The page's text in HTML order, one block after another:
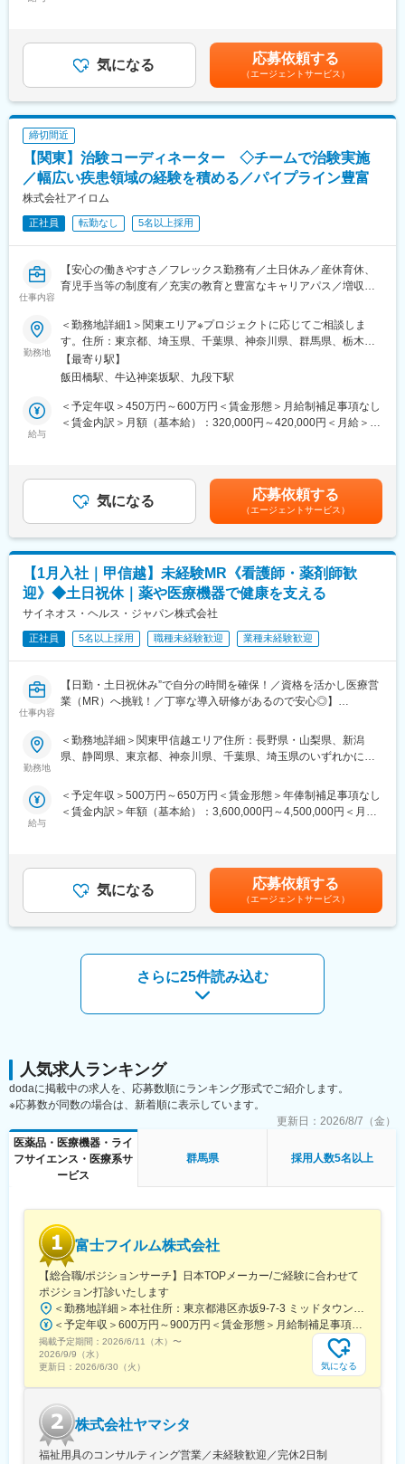
営業職が目指せます。
■長く働ける◎働きやすい環境：
・土日祝休／年間休日122日
・長期休暇が取りやすい！（連続休暇の取得を奨励しています）
■福利厚生（転勤を伴う場合）：
＜社宅制度（法人契約）＞
・家賃：一部会社負担
・住居契約初期経費：会社負担（上限設定あり）
・入居時の引越し費用：会社負担（会社指定業者）
おります。
■治験はチームで実施：
が起こった際にもメンバー同士でフォローしあえるので安心で
す。
■スキルアップにも最適（豊富なパイプライン）：
チームで複数の治験を実施していきますので、幅広い疾患領域を
担当することができます。
オンコロジーはもちろん、希少疾患など幅広い領域を受託してお
で、将来性・安定感についても安心です。
＜安心の働きやすさ＞
フレックスタイム制も取り入れ、柔軟に働き方をアレンジ可能。
残業時間も月10時間程度、産休育休の取得実績も多数あり、育児
手当もございます。
＜充実のフォロー、研修体制＞
手厚いフォロー体制があります。
＜キャリアステップ＞
CRCとして幅広い経験を積むことや、スペシャリストとして特定
また、グループの垣根を超えCRCからSMAやCRAへのキャリアチ
ェンジ、事業の枠をこえ新たなキャリアにチャレンジされている
方もいらっしゃいます。
変更の範囲：会社の定める業務
る可能性があります。月給(月額)は固定手当を含めた表記です。
気になる 応募依頼する
（エージェントサービス）
締切間近
【関東】治験コーディネーター ◇チームで治験実施
／幅広い疾患領域の経験を積める／パイプライン豊富
株式会社アイロム
正社員 転勤なし 5名以上採用
仕事内容
【安心の働きやすさ／フレックス勤務有／土日休み／産休育休、
育児手当等の制度有／充実の教育と豊富なキャリアパス／増収増
■職務概要：
業界内でトップクラスの実績を誇る同社のCRC（治験コーディネ
ーター）として下記業務を行っていただきます。
・患者への試験の説明
・治験のスケジュール管理
・各種データの収集、管理など
チームで助け合いながら行いますので困ったことや突発的なこと
が起こった際にもメンバー同士でフォローしあえるので安心で
す。
チームで複数の治験を実施していきますので、幅広い疾患領域を
担当することができます。
オンコロジーはもちろん、希少疾患など幅広い領域を受託してお
ります。
で、将来性・安定感についても安心です。
＜安心の働きやすさ＞
フレックスタイム制も取り入れ、柔軟に働き方をアレンジ可能。
手当もございます。
手厚いフォロー体制があります。
CRC社内認定制度を採用し、継続研修を充実させることで常に新
＜キャリアステップ＞
CRCとして幅広い経験を積むことや、スペシャリストとして特定
の疾患領域の専門的な経験を積んでいくことも可能です。
方もいらっしゃいます。
変更の範囲：会社の定める業務
勤務地
＜勤務地詳細1＞関東エリア※プロジェクトに応じてご相談しま
す。住所：東京都、埼玉県、千葉県、神奈川県、群馬県、栃木
県、茨城県、山梨県 受動喫煙対策：屋内全面禁煙＜勤務地詳細2
＞本社住所：東京都千代田区富士見2-10-2 飯田橋グラン・ブルー
策：屋内全面禁煙変更の範囲：会社の定める事業所
【最寄り駅】
飯田橋駅、牛込神楽坂駅、九段下駅
給与
＜予定年収＞450万円～600万円＜賃金形態＞月給制補足事項なし
＜賃金内訳＞月額（基本給）：320,000円～420,000円＜月給＞
る可能性があります。月給(月額)は固定手当を含めた表記です。
気になる 応募依頼する
（エージェントサービス）
【1月入社｜甲信越】未経験MR《看護師・薬剤師歓
迎》◆土日祝休｜薬や医療機器で健康を支える
サイネオス・ヘルス・ジャパン株式会社
正社員 5名以上採用 職種未経験歓迎 業種未経験歓迎
仕事内容
【日勤・土日祝休み”で自分の時間を確保！／資格を活かし医療営
業（MR）へ挑戦！／丁寧な導入研修があるので安心◎】
《資格と想いがあれば活躍できる！》
「誰かのためになる仕事がしたい」「社会貢献につながる仕事を
したい」という想いがあればOK！当社には、臨床経験を活かして
ます。
これまでの経験を活かして新たなフィールドで活躍したい方を歓
■夜勤なし！日勤・土日祝休みで働き方改善・ワークライフバラン
スの両立が叶う！
■明確な評価制度あり！自身の成果や頑張りが客観的に評価され、
年収に反映されます。また、在籍年数が増えると永年勤続報奨金
努力がきちんと報われる報酬制度になっています。
《丁寧な研修・支援体制で成長を応援！》
入社後は2カ月間の研修制度がありますので、未経験の方も安心し
※配属は入社後に確定する予定です。
また、配属後も一人ひとりの知識とスキルレベルを上げるために
様々な研修をご用意しています。
《あなたの想いを実現する豊富なキャリアプランとサポート体
制！》
志向性やその時の環境に応じてや「１つの領域で専門性を高め
る」「幅広い疾患をカバーできるオールラウンダーになる」「本
社部門（マネージャー、研修部門など）へのキャリアチェンジ」
ーのほとんどは、MRからキャリアをチェンジしているメンバーで
す。担当マネージャーが定期的に面談を行い、分からないことや
将来のキャリアに関してサポートをしていきます。
《職種に関して》
■MRとは主に医師や薬剤師等へ、担当製品の情報提供を行いま
す。担当施設の患者様に応じた情報提供や、担当製品の処方後の
情報収集を行います。
変更の範囲：会社の定める業務
勤務地
＜勤務地詳細＞関東甲信越エリア住所：長野県・山梨県、新潟
県、静岡県、東京都、神奈川県、千葉県、埼玉県のいずれかに配
定める事業所
給与
＜予定年収＞500万円～650万円＜賃金形態＞年俸制補足事項なし
＜賃金内訳＞年額（基本給）：3,600,000円～4,500,000円＜月額
四半期一時金：10万円（四半期に1回、10万円程度支給）※ただし
支給条件有。他、永続勤務報奨金（3年勤務5万円支給、5年勤務
10万円…）ございます。賃金はあくまでも目安の金額であり、選
考を通じて上下する可能性があります。月給(月額)は固定手当を含
気になる 応募依頼する
（エージェントサービス）
さらに25件読み込む
人気求人ランキング
dodaに掲載中の求人を、応募数順にランキング形式でご紹介します。
※応募数が同数の場合は、新着順に表示しています。
更新日： 2026/8/7（金）
医薬品・医療機器・ライ
フサイエンス・医療系サ
ービス
群馬県 採用人数5名以上
富士フイルム株式会社
【総合職/ポジションサーチ】日本TOPメーカー/ご経験に合わせて
ポジション打診いたします
掲載予定期間： 2026/6/11（木） 〜
2026/9/9（水）
更新日： 2026/6/30（火） 気になる
株式会社ヤマシタ
福祉用具のコンサルティング営業／未経験歓迎／完休2日制